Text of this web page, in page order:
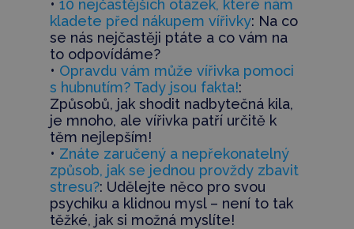
• 10 nejčastějších otázek, které nám
kladete před nákupem vířivky: Na co
se nás nejčastěji ptáte a co vám na
to odpovídáme?
• Opravdu vám může vířivka pomoci
s hubnutím? Tady jsou fakta!:
Způsobů, jak shodit nadbytečná kila,
je mnoho, ale vířivka patří určitě k
těm nejlepším!
• Znáte zaručený a nepřekonatelný
způsob, jak se jednou provždy zbavit
stresu?: Udělejte něco pro svou
psychiku a klidnou mysl – není to tak
těžké, jak si možná myslíte!